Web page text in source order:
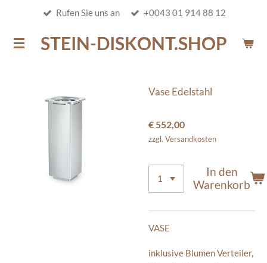
springenSTEIN-DISKONT.SHOP
Rufen Sie uns an +0043 01 914 88 12
Vase Edelstahl
€ 552,00
zzgl. Versandkosten
In den
Warenkorb
VASE
inklusive Blumen Verteiler,